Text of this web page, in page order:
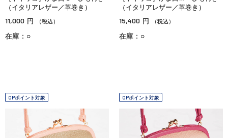
（イタリアレザー／革巻き）
11,000 円 （税込）
在庫：○
（イタリアレザー／革巻き）
15,400 円 （税込）
在庫：○
OPポイント対象 OPポイント対象